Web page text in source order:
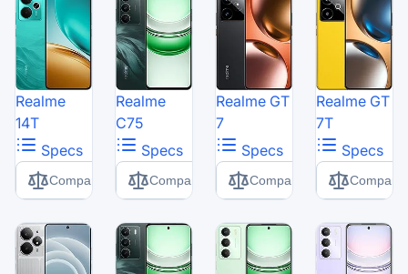
Realme
14T
Specs
Comparer
Realme
C75
Specs
Comparer
Realme GT
7
Specs
Comparer
Realme GT
7T
Specs
Comparer